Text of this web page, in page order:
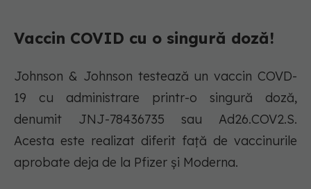
Vaccin COVID cu o singură doză!
Johnson & Johnson testează un vaccin COVD-
19 cu administrare printr-o singură doză,
denumit JNJ-78436735 sau Ad26.COV2.S.
Acesta este realizat diferit față de vaccinurile
aprobate deja de la Pfizer și Moderna.